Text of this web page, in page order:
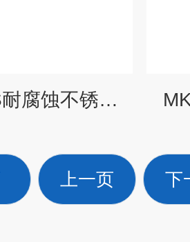
MK25AL-SS耐腐蚀不锈钢气动隔膜泵
上一页 下